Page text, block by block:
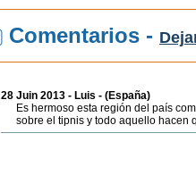
Comentarios -
28 Juin 2013 - Luis - (España)
Es hermoso esta región del país
sobre el tipnis y todo aquello hacen